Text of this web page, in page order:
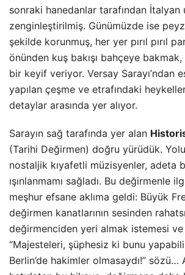
sonraki hanedanlar tarafından İtalyan
zenginleştirilmiş. Günümüzde ise
şekilde korunmuş, her yer pırıl pırıl
önünden kuş bakışı bahçeye bakmak,
bir keyif veriyor. Versay Sarayı’ndan
yapılan çeşme ve etrafındaki
detaylar arasında yer alıyor.
Sarayın sağ tarafında yer alan
(Tarihi Değirmen) doğru yürüdük.
nostaljik kıyafetli müzisyenler, adeta
ışınlanmamı sağladı. Bu değirmenle
meşhur efsane aklıma geldi: Büyük
değirmen kanatlarının sesinden
değirmenciden yeri almak istemesi
“Majesteleri, şüphesiz ki bunu
Berlin’de hakimler olmasaydı!”